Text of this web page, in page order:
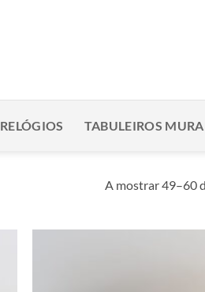
RELÓGIOS TABULEIROS
A mostrar 49–60